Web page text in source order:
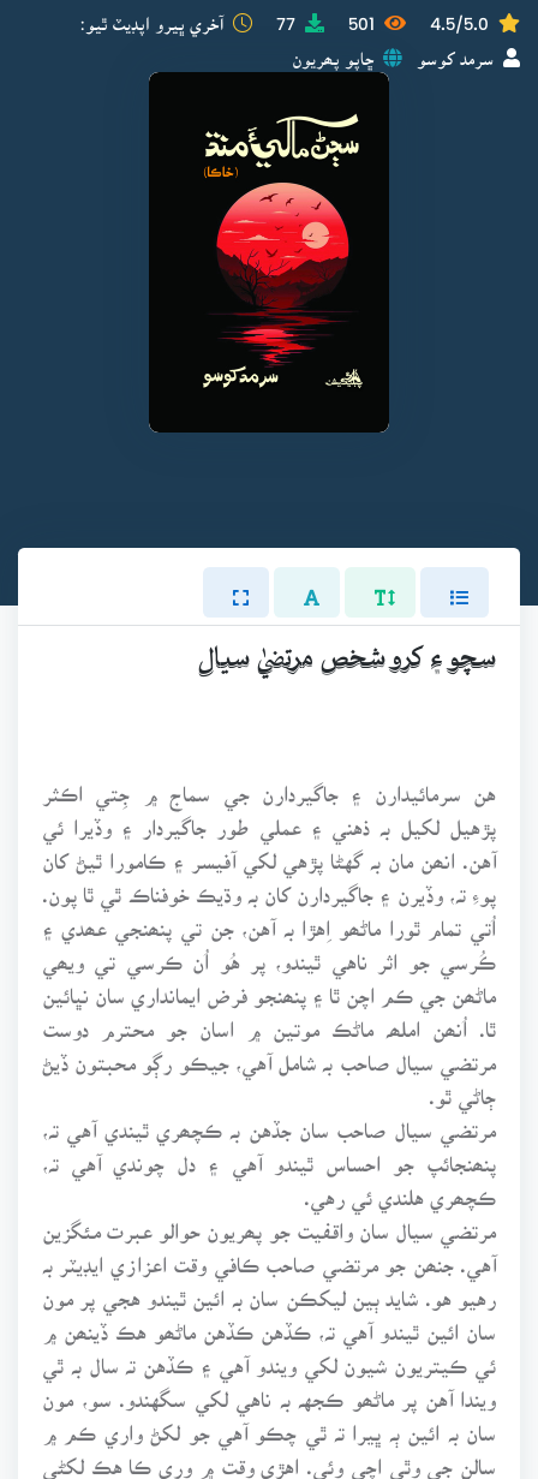
4.5/5.0
501
77 آخري ڀيرو اپڊيٽ ٿيو:
سرمد کوسو ڇاپو پھريون
سچو ۽ کرو شخص مرتضيٰ سيال
هن سرمائيدارن ۽ جاگيردارن جي سماج ۾ جِتي اڪثر
پڙهيل لکيل بہ ذهني ۽ عملي طور جاگيردار ۽ وڏيرا ئي
آهن. انھن مان بہ گهڻا پڙهي لکي آفيسر ۽ ڪامورا ٿيڻ کان
پوءِ تہ، وڏيرن ۽ جاگيردارن کان بہ وڌيڪ خوفناڪ ٿي ٿا پون.
اُتي تمام ٿورا ماڻھو اِهڙا بہ آهن، جن تي پنھنجي عھدي ۽
ڪُرسي جو اثر ناهي ٿيندو، پر هُو اُن ڪرسي تي ويھي
ماڻھن جي ڪم اچن ٿا ۽ پنھنجو فرض ايمانداري سان نڀائين
ٿا. اُنھن املھہ ماڻڪ موتين ۾ اسان جو محترم دوست
مرتضي سيال صاحب بہ شامل آهي، جيڪو رڳو محبتون ڏيڻ
ڄاڻي ٿو.
مرتضي سيال صاحب سان جڏهن بہ ڪچھري ٿيندي آهي تہ،
پنھنجائپ جو احساس ٿيندو آهي ۽ دل چوندي آهي تہ،
ڪچھري هلندي ئي رهي.
مرتضي سيال سان واقفيت جو پھريون حوالو عبرت مئگزين
آهي. جنھن جو مرتضي صاحب ڪافي وقت اعزازي ايڊيٽر بہ
رهيو هو. شايد ٻين ليکڪن سان بہ ائين ٿيندو هجي پر مون
سان ائين ٿيندو آهي تہ، ڪڏهن ڪڏهن ماڻھو هڪ ڏينھن ۾
ئي ڪيتريون شيون لکي ويندو آهي ۽ ڪڏهن تہ سال بہ ٿي
ويندا آهن پر ماڻھو ڪجهہ بہ ناهي لکي سگهندو. سو، مون
سان بہ ائين ٻہ ڀيرا تہ ٿي چڪو آهي جو لکڻ واري ڪم ۾
سالن جي وِٿي اچي وئي. اهڙي وقت ۾ وري ڪا هڪ لکڻي